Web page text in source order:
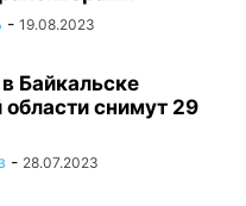
- 19.08.2023
Байкальске
области снимут 29
- 28.07.2023